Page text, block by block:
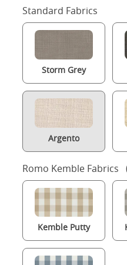
Standard Fabrics
Storm Grey
Argento
Romo Kemble Fabrics
Kemble Putty